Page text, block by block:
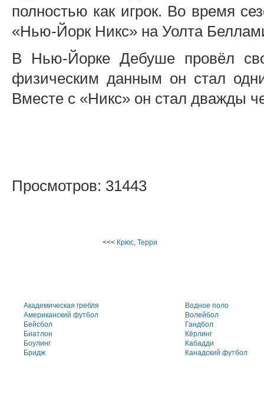
полностью как игрок. Во время
«Нью-Йорк Никс» на Уолта
В Нью-Йорке Дебуше провёл
физическим данным он стал
Вместе с «Никс» он стал дважды
Просмотров: 31443
<<< Крюс, Терри
Академическая гребля
Американский футбол
Бейсбол
Биатлон
Боулинг
Бридж
Водное поло
Волейбол
Гандбол
Кёрлинг
Кабадди
Канадский футбол